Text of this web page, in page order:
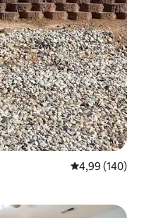
Évaluation
4,99 (140)